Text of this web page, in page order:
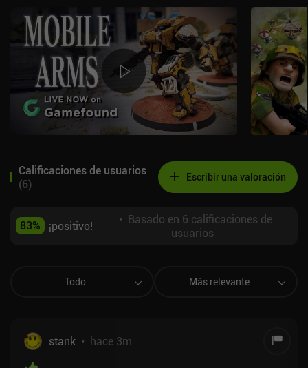
Calificaciones de usuarios
(6) Escribir una valoración
83% ¡positivo! • Basado en 6 calificaciones de
usuarios
Todo Más relevante
stank • hace 3m